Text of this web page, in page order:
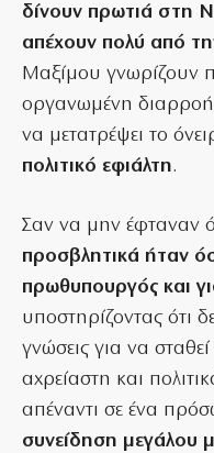
δίνουν πρωτιά στη
απέχουν πολύ από
Μαξίμου γνωρίζουν
οργανωμένη
να μετατρέψει το
πολιτικό εφιάλτη.
Σαν να μην έφταναν
προσβλητικά ήταν
πρωθυπουργός και
υποστηρίζοντας ότι
γνώσεις για να
αχρείαστη και
απέναντι σε ένα
συνείδηση μεγάλου